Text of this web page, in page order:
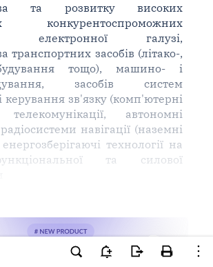
та розвитку високих
конкурентоспроможних
електронної галузі,
транспортних засобів (літако-,
тощо), машино- і
засобів систем
керування зв'язку (комп'ютерні
телекомунікації, автономні
навігації (наземні
технології на
та силової